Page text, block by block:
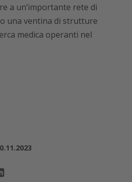
a un’importante rete di
una ventina di strutture
medica operanti nel